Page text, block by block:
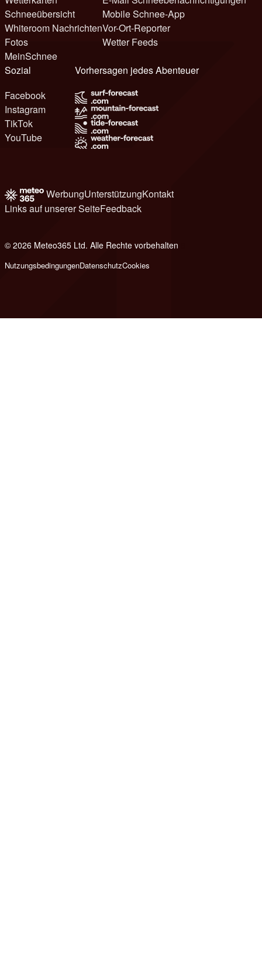
Schneeübersicht
Whiteroom Nachrichten
Fotos
MeinSchnee
Mobile Schnee-App
Vor-Ort-Reporter
Wetter Feeds
Sozial
Facebook
Instagram
TikTok
YouTube
Vorhersagen jedes Abenteuer
WerbungUnterstützungKontakt
Links auf unserer SeiteFeedback
© 2026 Meteo365 Ltd. Alle Rechte vorbehalten
NutzungsbedingungenDatenschutzCookies